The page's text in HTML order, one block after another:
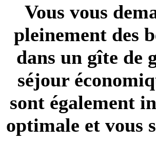
Vous vous
pleinement des
dans un gîte de
séjour
sont également
optimale et vous